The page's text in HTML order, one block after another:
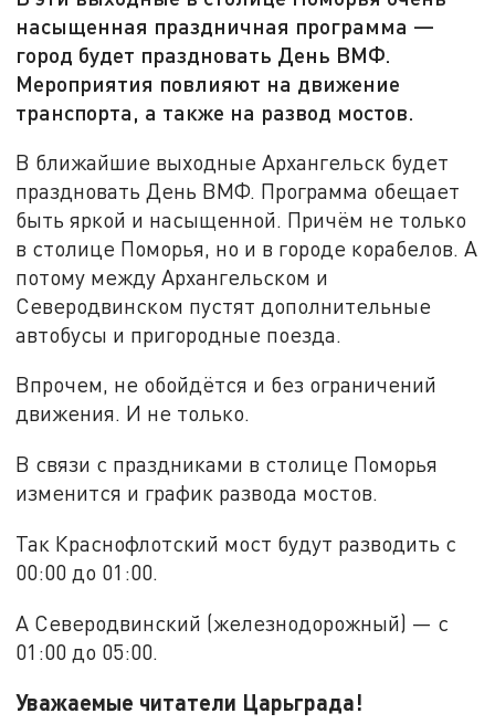
насыщенная праздничная программа —
город будет праздновать День ВМФ.
Мероприятия повлияют на движение
транспорта, а также на развод мостов.
В ближайшие выходные Архангельск будет
праздновать День ВМФ. Программа обещает
быть яркой и насыщенной. Причём не только
в столице Поморья, но и в городе корабелов. А
потому между Архангельском и
Северодвинском пустят дополнительные
автобусы и пригородные поезда.
Впрочем, не обойдётся и без ограничений
движения. И не только.
В связи с праздниками в столице Поморья
изменится и график развода мостов.
Так Краснофлотский мост будут разводить с
00:00 до 01:00.
А Северодвинский (железнодорожный) — с
01:00 до 05:00.
Уважаемые читатели Царьграда!